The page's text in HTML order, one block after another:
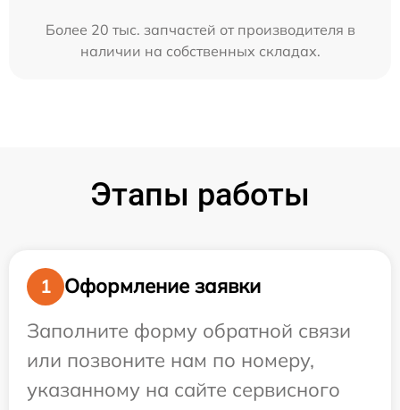
Более 20 тыс. запчастей от производителя в
наличии на собственных складах.
Этапы работы
1
Оформление заявки
Заполните форму обратной связи
или позвоните нам по номеру,
указанному на сайте сервисного